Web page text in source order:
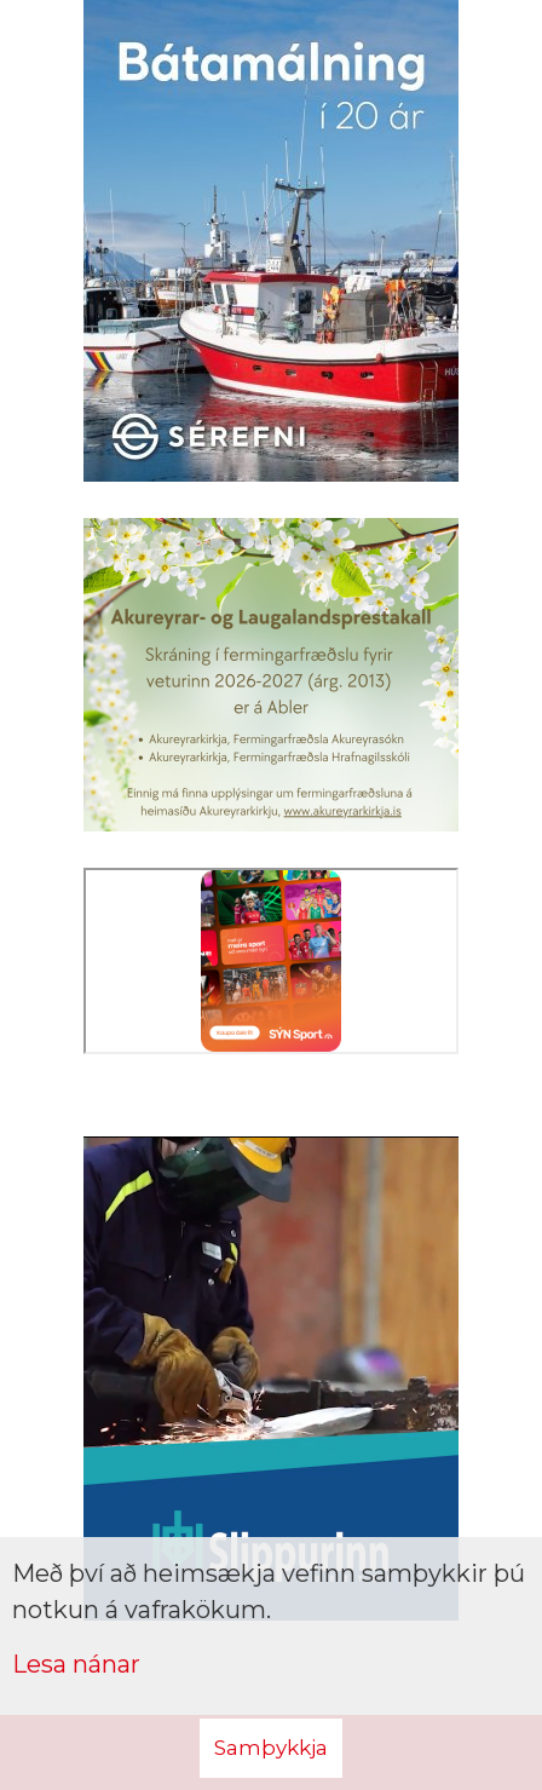
Með því að heimsækja vefinn samþykkir þú
notkun á vafrakökum.
Lesa nánar
Samþykkja